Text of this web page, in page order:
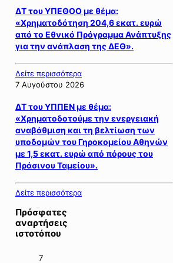
ΔΤ του ΥΠΕΘΟΟ με θέμα:
«Χρηματοδότηση 204,6 εκατ. ευρώ
από το Εθνικό Πρόγραμμα Ανάπτυξης
για την ανάπλαση της ΔΕΘ».
Δείτε περισσότερα
7 Αυγούστου 2026
ΔΤ του ΥΠΠΕΝ με θέμα:
«Χρηματοδοτούμε την ενεργειακή
αναβάθμιση και τη βελτίωση των
υποδομών του Γηροκομείου Αθηνών
με 1,5 εκατ. ευρώ από πόρους του
Πράσινου Ταμείου».
Δείτε περισσότερα
Πρόσφατες
αναρτήσεις
ιστοτόπου
7